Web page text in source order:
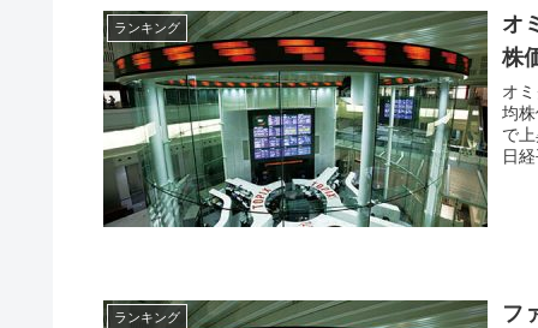
ランキング
オ
株
オミク
均
で
日
ランキング
フ